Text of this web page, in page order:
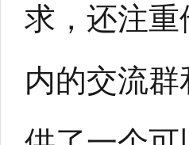
求，还注
内的交流